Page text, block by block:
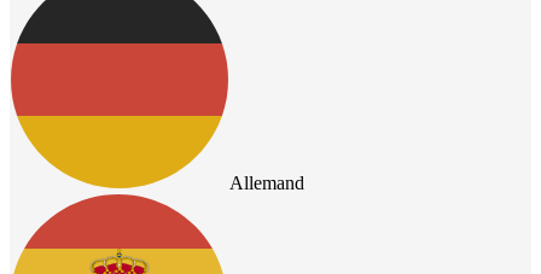
Allemand